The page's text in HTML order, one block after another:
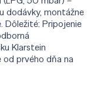
dodávky, montážne
Dôležité: Pripojenie
Klarstein
od prvého dňa na